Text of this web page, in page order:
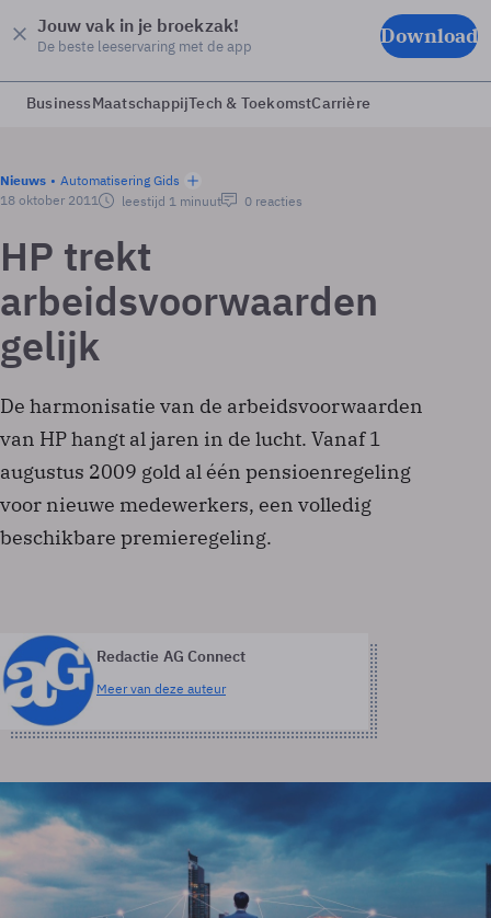
Jouw vak in je broekzak!
De beste leeservaring met de app Download
BusinessMaatschappijTech & ToekomstCarrière
Nieuws
Automatisering Gids
18 oktober 2011
leestijd 1 minuut 0 reacties
HP trekt
arbeidsvoorwaarden
gelijk
De harmonisatie van de arbeidsvoorwaarden
van HP hangt al jaren in de lucht. Vanaf 1
augustus 2009 gold al één pensioenregeling
voor nieuwe medewerkers, een volledig
beschikbare premieregeling.
Redactie AG Connect
Meer van deze auteur